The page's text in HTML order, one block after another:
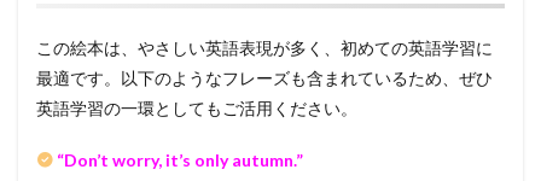
この絵本は、やさしい英語表現が多く、初めての英語学習に
最適です。以下のようなフレーズも含まれているため、ぜひ
英語学習の一環としてもご活用ください。
“Don’t worry, it’s only autumn.”